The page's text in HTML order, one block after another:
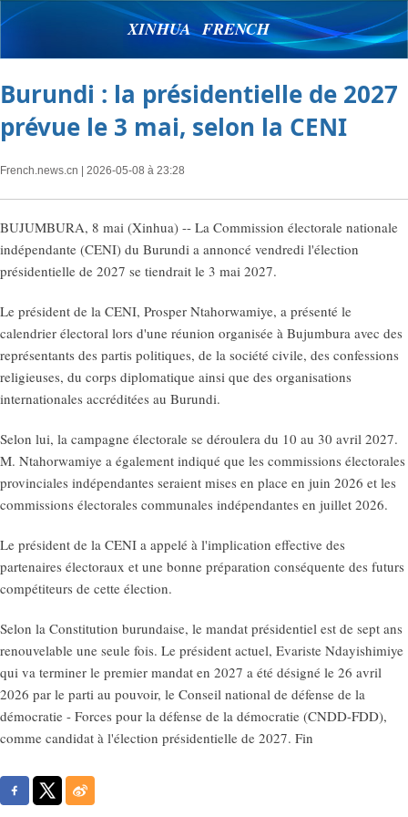
XINHUA FRENCH
Burundi : la présidentielle de 2027
prévue le 3 mai, selon la CENI
French.news.cn | 2026-05-08 à 23:28
BUJUMBURA, 8 mai (Xinhua) -- La Commission électorale nationale
indépendante (CENI) du Burundi a annoncé vendredi l'élection
présidentielle de 2027 se tiendrait le 3 mai 2027.
Le président de la CENI, Prosper Ntahorwamiye, a présenté le
calendrier électoral lors d'une réunion organisée à Bujumbura avec des
représentants des partis politiques, de la société civile, des confessions
religieuses, du corps diplomatique ainsi que des organisations
internationales accréditées au Burundi.
Selon lui, la campagne électorale se déroulera du 10 au 30 avril 2027.
M. Ntahorwamiye a également indiqué que les commissions électorales
provinciales indépendantes seraient mises en place en juin 2026 et les
commissions électorales communales indépendantes en juillet 2026.
Le président de la CENI a appelé à l'implication effective des
partenaires électoraux et une bonne préparation conséquente des futurs
compétiteurs de cette élection.
Selon la Constitution burundaise, le mandat présidentiel est de sept ans
renouvelable une seule fois. Le président actuel, Evariste Ndayishimiye
qui va terminer le premier mandat en 2027 a été désigné le 26 avril
2026 par le parti au pouvoir, le Conseil national de défense de la
démocratie - Forces pour la défense de la démocratie (CNDD-FDD),
comme candidat à l'élection présidentielle de 2027. Fin